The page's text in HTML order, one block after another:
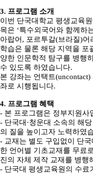
3. 프로그램 소개
이번 단국대학교 평생교육
목은 ‘특수외국어와 함께하
아랍어 , 포르투갈(브라질)어
학습은 물론 해당 지역을 포
양한 인문학적 탐구를 병행
수 있도록 하였습니다.
본 강좌는 언택트(uncontact)
좌로 시행됩니다.
4. 프로그램 혜택
- 본 프로그램은 정부지원사
- 단국대 ·청운대 소속의 해
의 질을 높이고자 노력하였
- 교재는 별도 구입없이 단국
한 언어별 기초교재를 무료
진의 자체 제작 교재를 병행
- 단국대 평생교육원의 수료